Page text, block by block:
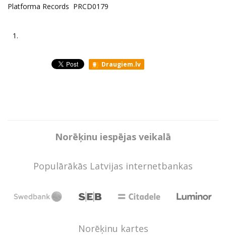
Platforma Records PRCD0179
1.
Draugiem.lv
Norēķinu iespējas veikalā
Populārākās Latvijas internetbankas
Norēķinu kartes